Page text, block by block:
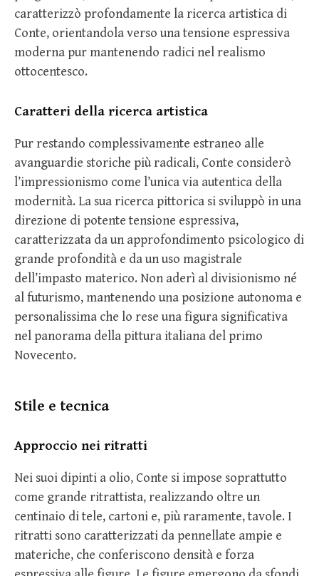
caratterizzò profondamente la ricerca artistica di
Conte, orientandola verso una tensione espressiva
moderna pur mantenendo radici nel realismo
ottocentesco.
Caratteri della ricerca artistica
Pur restando complessivamente estraneo alle
avanguardie storiche più radicali, Conte considerò
l’impressionismo come l’unica via autentica della
modernità. La sua ricerca pittorica si sviluppò in una
direzione di potente tensione espressiva,
caratterizzata da un approfondimento psicologico di
grande profondità e da un uso magistrale
dell’impasto materico. Non aderì al divisionismo né
al futurismo, mantenendo una posizione autonoma e
personalissima che lo rese una figura significativa
nel panorama della pittura italiana del primo
Novecento.
Stile e tecnica
Approccio nei ritratti
Nei suoi dipinti a olio, Conte si impose soprattutto
come grande ritrattista, realizzando oltre un
centinaio di tele, cartoni e, più raramente, tavole. I
ritratti sono caratterizzati da pennellate ampie e
materiche, che conferiscono densità e forza